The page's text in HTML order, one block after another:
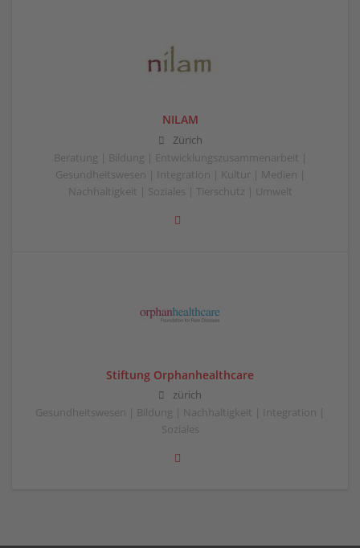
NILAM
Zürich
Beratung | Bildung | Entwicklungszusammenarbeit |
Gesundheitswesen | Integration | Kultur | Medien |
Nachhaltigkeit | Soziales | Tierschutz | Umwelt
Stiftung Orphanhealthcare
zürich
Gesundheitswesen | Bildung | Nachhaltigkeit | Integration |
Soziales